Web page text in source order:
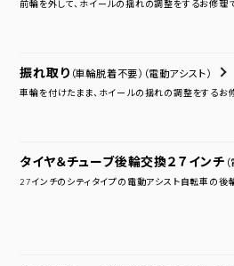
前輪を外して、ホイールの揺れの調整をするお修理で
振れ取り （車輪脱着不要） （電動アシスト）
車輪を付けたまま、ホイールの揺れの調整をするお
タイヤ＆チューブ後輪交換２７インチ
27インチのシティタイプの電動アシスト自転車の後